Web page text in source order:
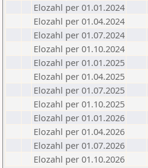
Elozahl per 01.01.2024
Elozahl per 01.04.2024
Elozahl per 01.07.2024
Elozahl per 01.10.2024
Elozahl per 01.01.2025
Elozahl per 01.04.2025
Elozahl per 01.07.2025
Elozahl per 01.10.2025
Elozahl per 01.01.2026
Elozahl per 01.04.2026
Elozahl per 01.07.2026
Elozahl per 01.10.2026